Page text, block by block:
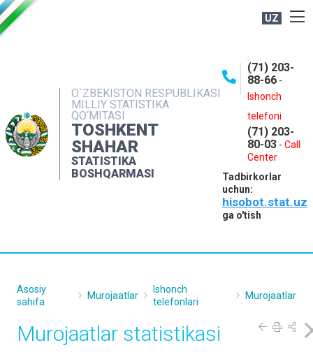
UZ
O`ZBEKISTON RESPUBLIKASI
MILLIY STATISTIKA
QO‘MITASI
TOSHKENT
SHAHAR
STATISTIKA
BOSHQARMASI
(71) 203-
88-66 -
Ishonch
telefoni
(71) 203-
80-03 - Call
Center
Tadbirkorlar
uchun:
hisobot.stat.uz
ga o'tish
NASHRLAR
INTERAKTIV XIZMATLAR
MATBUOT XIZMATI
MUROJAATLAR
Asosiy
sahifa
Murojaatlar
Ishonch
telefonlari
Murojaatlar
Murojaatlar statistikasi